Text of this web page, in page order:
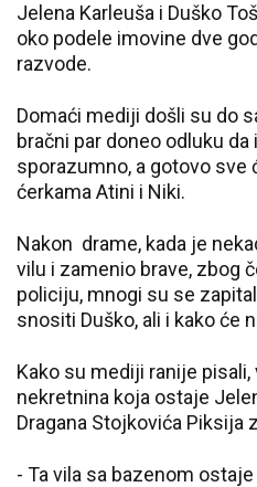
Jelena Karleuša i Duško
oko podele imovine dve
razvode.
Domaći mediji došli su do
bračni par doneo odluku
sporazumno, a gotovo sve
ćerkama Atini i Niki.
Nakon drame, kada je
vilu i zamenio brave, zbog
policiju, mnogi su se
snositi Duško, ali i kako će
Kako su mediji ranije
nekretnina koja ostaje
Dragana Stojkovića Piksija
- Ta vila sa bazenom